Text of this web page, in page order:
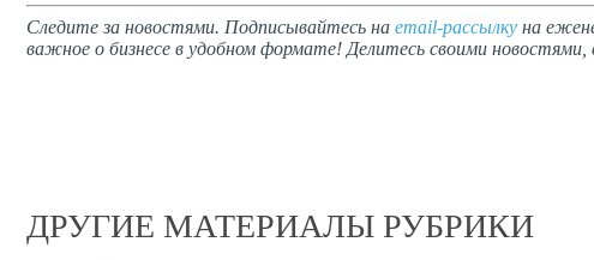
Следите за новостями. Подписывайтесь на email-рассылку на
важное о бизнесе в удобном формате! Делитесь своими
ДРУГИЕ МАТЕРИАЛЫ РУБРИКИ